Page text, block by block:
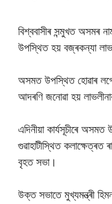
বিশ্ববাসীৰ সন্মুখত অসমৰ
উপস্থিত হয় বজ্ৰকন্যা
অসমত উপস্থিত হোৱাৰ
আদৰণি জনোৱা হয়
এদিনীয়া কাৰ্যসূচীৰে অসমত
গুৱাহাটীস্থিত
বৃহত সভা।
উক্ত সভাতে মুখ্যমন্ত্ৰী